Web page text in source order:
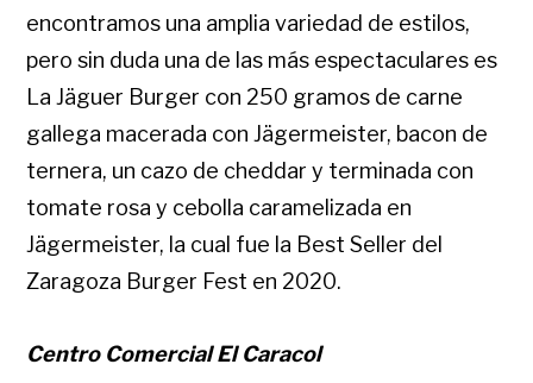
encontramos una amplia variedad de estilos,
pero sin duda una de las más espectaculares es
La Jäguer Burger con 250 gramos de carne
gallega macerada con Jägermeister, bacon de
ternera, un cazo de cheddar y terminada con
tomate rosa y cebolla caramelizada en
Jägermeister, la cual fue la Best Seller del
Zaragoza Burger Fest en 2020.
Centro Comercial El Caracol